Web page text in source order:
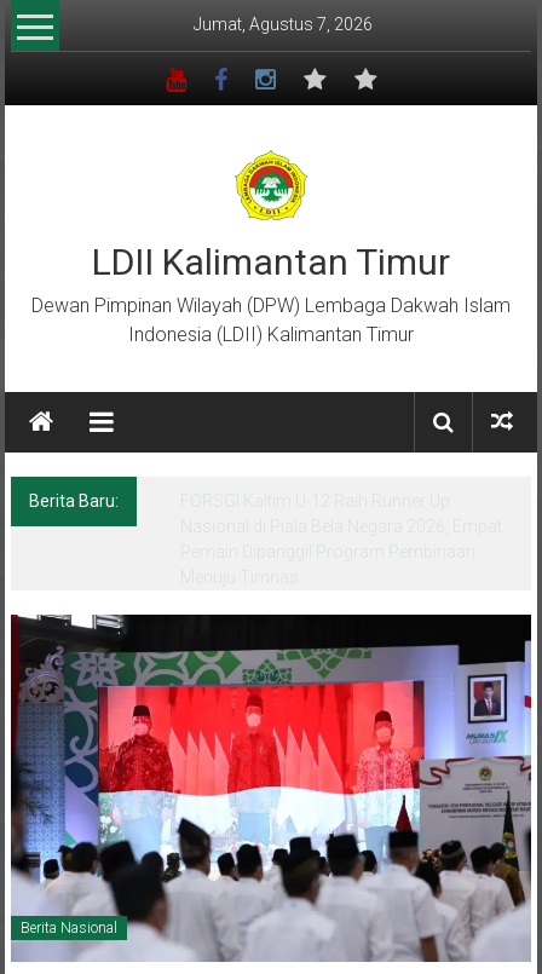
Lompat
ke
Jumat, Agustus 7, 2026
LDII Kalimantan Timur
Dewan Pimpinan Wilayah (DPW) Lembaga Dakwah Islam
Indonesia (LDII) Kalimantan Timur
Berita Baru:
Menempa Generasi Muda Berkarakter Luhur
di Bumi Perkemahan Makroman Indah
melalui CAI ke-47
Berita Nasional